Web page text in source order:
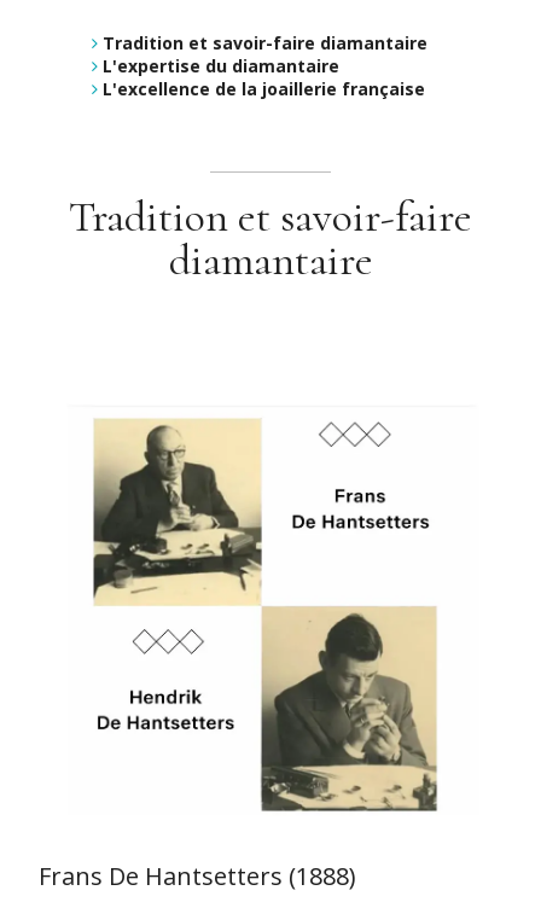
Tradition et savoir-faire diamantaire
L'expertise du diamantaire
L'excellence de la joaillerie française
Tradition et savoir-faire
diamantaire
Frans De Hantsetters (1888)